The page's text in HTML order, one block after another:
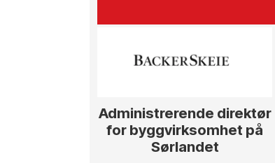
Administrerende direktør
for byggvirksomhet på
Sørlandet